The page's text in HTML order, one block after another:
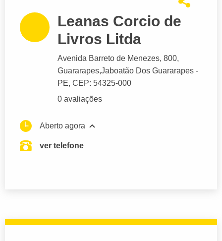
Leanas Corcio de
Livros Litda
Avenida Barreto de Menezes, 800,
Guararapes,Jaboatão Dos Guararapes -
PE, CEP: 54325-000
0 avaliações
Aberto agora
ver telefone